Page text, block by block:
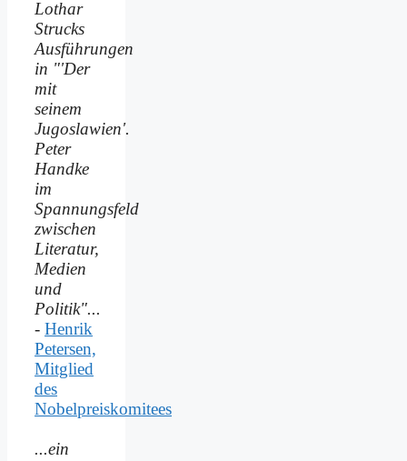
Lothar
Strucks
Ausführungen
in "'Der
mit
seinem
Jugoslawien'.
Peter
Handke
im
Spannungsfeld
zwischen
Literatur,
Medien
und
Politik"...
- Henrik
Petersen,
Mitglied
des
Nobelpreiskomitees
...ein